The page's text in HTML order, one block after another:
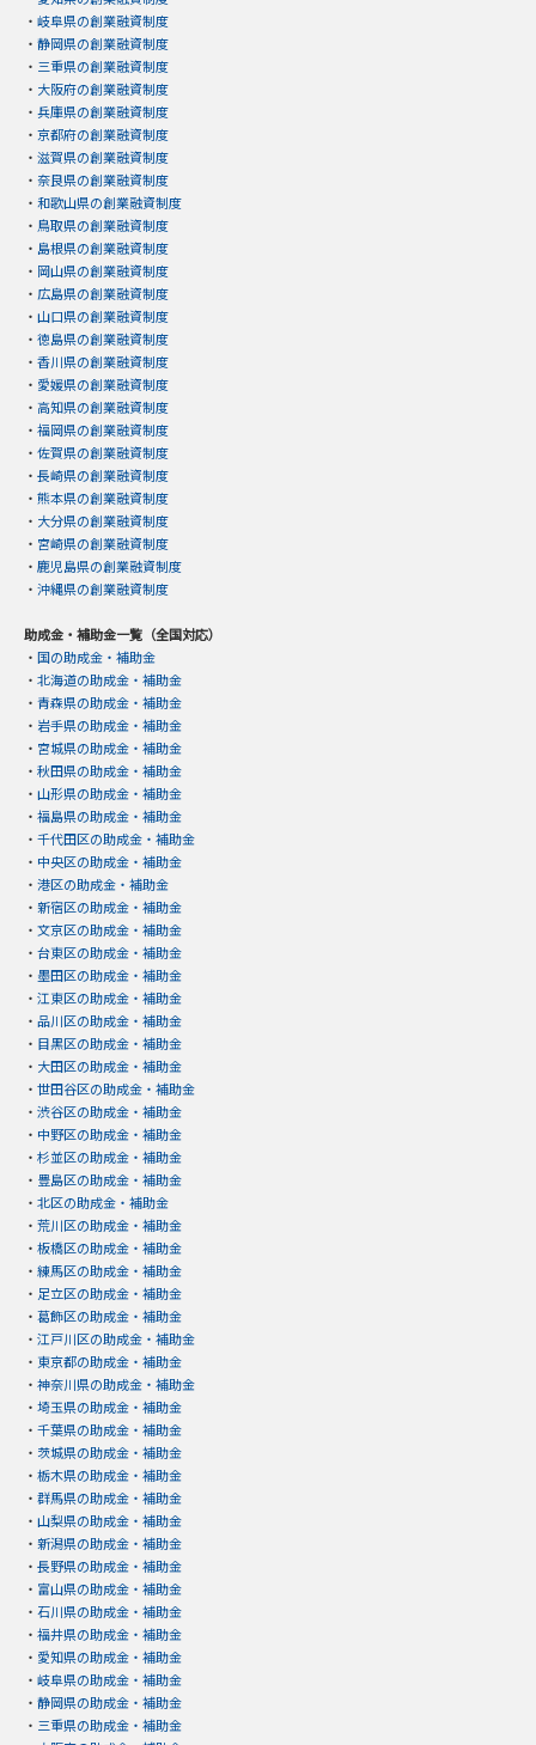
・ 岐阜県の創業融資制度
・ 静岡県の創業融資制度
・ 三重県の創業融資制度
・ 大阪府の創業融資制度
・ 兵庫県の創業融資制度
・ 京都府の創業融資制度
・ 滋賀県の創業融資制度
・ 奈良県の創業融資制度
・ 和歌山県の創業融資制度
・ 鳥取県の創業融資制度
・ 島根県の創業融資制度
・ 岡山県の創業融資制度
・ 広島県の創業融資制度
・ 山口県の創業融資制度
・ 徳島県の創業融資制度
・ 香川県の創業融資制度
・ 愛媛県の創業融資制度
・ 高知県の創業融資制度
・ 福岡県の創業融資制度
・ 佐賀県の創業融資制度
・ 長崎県の創業融資制度
・ 熊本県の創業融資制度
・ 大分県の創業融資制度
・ 宮崎県の創業融資制度
・ 鹿児島県の創業融資制度
・ 沖縄県の創業融資制度
助成金・補助金一覧（全国対応）
・ 国の助成金・補助金
・ 北海道の助成金・補助金
・ 青森県の助成金・補助金
・ 岩手県の助成金・補助金
・ 宮城県の助成金・補助金
・ 秋田県の助成金・補助金
・ 山形県の助成金・補助金
・ 福島県の助成金・補助金
・ 千代田区の助成金・補助金
・ 中央区の助成金・補助金
・ 港区の助成金・補助金
・ 新宿区の助成金・補助金
・ 文京区の助成金・補助金
・ 台東区の助成金・補助金
・ 墨田区の助成金・補助金
・ 江東区の助成金・補助金
・ 品川区の助成金・補助金
・ 目黒区の助成金・補助金
・ 大田区の助成金・補助金
・ 世田谷区の助成金・補助金
・ 渋谷区の助成金・補助金
・ 中野区の助成金・補助金
・ 杉並区の助成金・補助金
・ 豊島区の助成金・補助金
・ 北区の助成金・補助金
・ 荒川区の助成金・補助金
・ 板橋区の助成金・補助金
・ 練馬区の助成金・補助金
・ 足立区の助成金・補助金
・ 葛飾区の助成金・補助金
・ 江戸川区の助成金・補助金
・ 東京都の助成金・補助金
・ 神奈川県の助成金・補助金
・ 埼玉県の助成金・補助金
・ 千葉県の助成金・補助金
・ 茨城県の助成金・補助金
・ 栃木県の助成金・補助金
・ 群馬県の助成金・補助金
・ 山梨県の助成金・補助金
・ 新潟県の助成金・補助金
・ 長野県の助成金・補助金
・ 富山県の助成金・補助金
・ 石川県の助成金・補助金
・ 福井県の助成金・補助金
・ 愛知県の助成金・補助金
・ 岐阜県の助成金・補助金
・ 静岡県の助成金・補助金
・ 三重県の助成金・補助金